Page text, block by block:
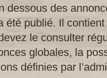
dessous des
été publié. Il
le consulter
globales, la
définies par